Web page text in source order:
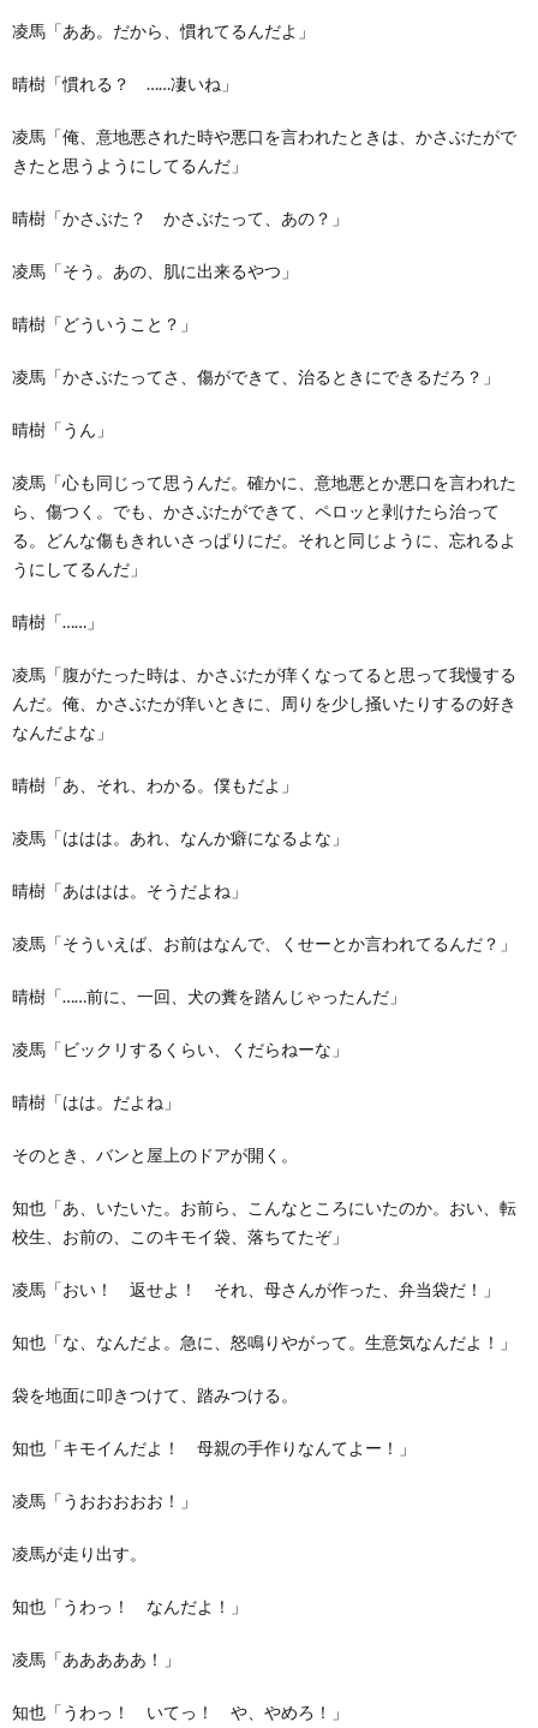
凌馬「ああ。だから、慣れてるんだよ」
晴樹「慣れる？ ……凄いね」
凌馬「俺、意地悪された時や悪口を言われたときは、かさぶたがで
きたと思うようにしてるんだ」
晴樹「かさぶた？ かさぶたって、あの？」
凌馬「そう。あの、肌に出来るやつ」
晴樹「どういうこと？」
凌馬「かさぶたってさ、傷ができて、治るときにできるだろ？」
晴樹「うん」
凌馬「心も同じって思うんだ。確かに、意地悪とか悪口を言われた
ら、傷つく。でも、かさぶたができて、ペロッと剥けたら治って
る。どんな傷もきれいさっぱりにだ。それと同じように、忘れるよ
うにしてるんだ」
晴樹「……」
凌馬「腹がたった時は、かさぶたが痒くなってると思って我慢する
んだ。俺、かさぶたが痒いときに、周りを少し掻いたりするの好き
なんだよな」
晴樹「あ、それ、わかる。僕もだよ」
凌馬「ははは。あれ、なんか癖になるよな」
晴樹「あははは。そうだよね」
凌馬「そういえば、お前はなんで、くせーとか言われてるんだ？」
晴樹「……前に、一回、犬の糞を踏んじゃったんだ」
凌馬「ビックリするくらい、くだらねーな」
晴樹「はは。だよね」
そのとき、バンと屋上のドアが開く。
知也「あ、いたいた。お前ら、こんなところにいたのか。おい、転
校生、お前の、このキモイ袋、落ちてたぞ」
凌馬「おい！ 返せよ！ それ、母さんが作った、弁当袋だ！」
知也「な、なんだよ。急に、怒鳴りやがって。生意気なんだよ！」
袋を地面に叩きつけて、踏みつける。
知也「キモイんだよ！ 母親の手作りなんてよー！」
凌馬「うおおおおお！」
凌馬が走り出す。
知也「うわっ！ なんだよ！」
凌馬「あああああ！」
知也「うわっ！ いてっ！ や、やめろ！」